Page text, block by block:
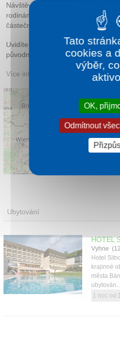
Návštěvu doporučujeme všem
rodinám s dětmi a také
částečný bezbariérový přístup.
Uvidíte zde typické hornické
původním interiérem.
Více informací: Hornický dům
Ubytování
HOTEL
Vyhne
Hotel
krajinné
města
ubytován...
1 noc od
Tato
cookies a
výběr,
OK,
Odmítnout